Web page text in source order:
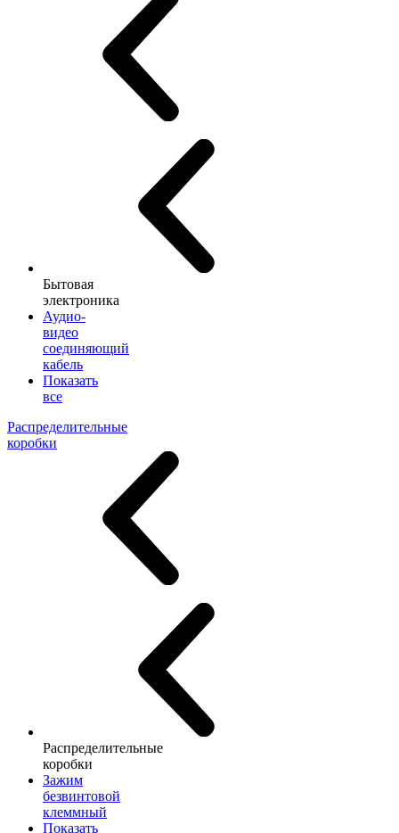
Бытовая
электроника
Аудио-
видео
соединяющий
кабель
Показать
все
Распределительные
коробки
Распределительные
коробки
Зажим
безвинтовой
клеммный
Показать